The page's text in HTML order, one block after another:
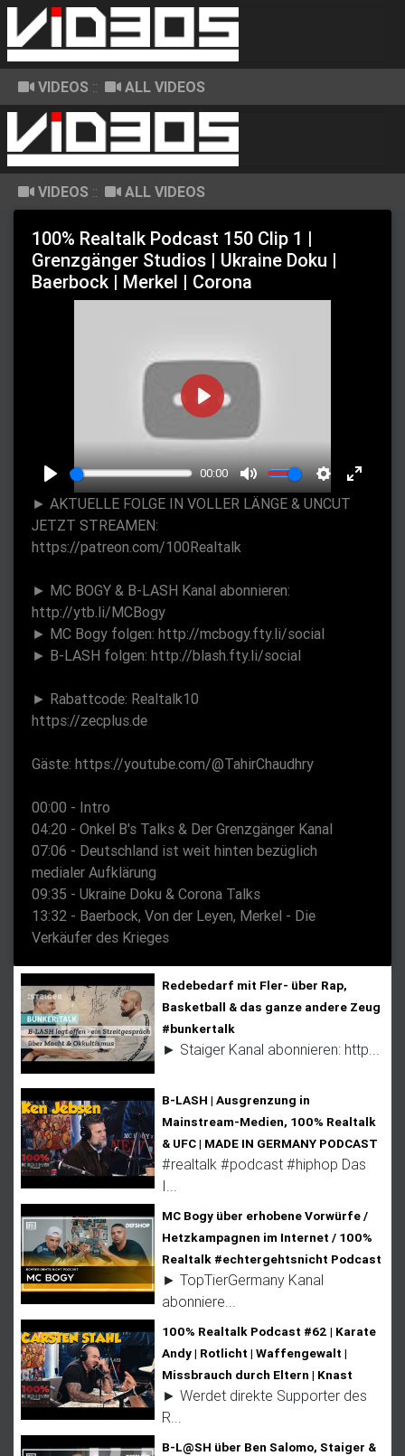
VIDEOS :: ALL VIDEOS
VIDEOS :: ALL VIDEOS
100% Realtalk Podcast 150 Clip 1 |
Grenzgänger Studios | Ukraine Doku |
Baerbock | Merkel | Corona
l
a
00:00
M
S
g
P
l
a
y
► AKTUELLE FOLGE IN VOLLER LÄNGE & UNCUT
JETZT STREAMEN:
https://patreon.com/100Realtalk
► MC BOGY & B-LASH Kanal abonnieren:
http://ytb.li/MCBogy
► MC Bogy folgen: http://mcbogy.fty.li/social
► B-LASH folgen: http://blash.fty.li/social
► Rabattcode: Realtalk10
https://zecplus.de
Gäste: https://youtube.com/@TahirChaudhry
00:00 - Intro
04:20 - Onkel B's Talks & Der Grenzgänger Kanal
07:06 - Deutschland ist weit hinten bezüglich
medialer Aufklärung
09:35 - Ukraine Doku & Corona Talks
13:32 - Baerbock, Von der Leyen, Merkel - Die
Verkäufer des Krieges
Redebedarf mit Fler- über Rap,
Basketball & das ganze andere Zeug
#bunkertalk
► Staiger Kanal abonnieren: http...
B-LASH | Ausgrenzung in
Mainstream-Medien, 100% Realtalk
& UFC | MADE IN GERMANY PODCAST
#realtalk #podcast #hiphop Das
I...
MC Bogy über erhobene Vorwürfe /
Hetzkampagnen im Internet / 100%
Realtalk #echtergehtsnicht Podcast
► TopTierGermany Kanal
abonniere...
100% Realtalk Podcast #62 | Karate
Andy | Rotlicht | Waffengewalt |
Missbrauch durch Eltern | Knast
► Werdet direkte Supporter des
R...
B-L@SH über Ben Salomo, Staiger &